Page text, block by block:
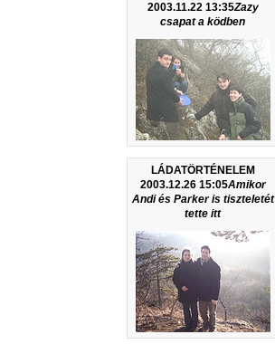
2003.11.22 13:35Zazy
csapat a ködben
LÁDATÖRTÉNELEM
2003.12.26 15:05Amikor
Andi és Parker is tiszteletét
tette itt